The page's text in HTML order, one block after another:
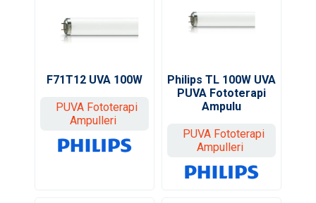
F71T12 UVA 100W
PUVA Fototerapi
Ampulleri
Philips TL 100W UVA
PUVA Fototerapi
Ampulu
PUVA Fototerapi
Ampulleri